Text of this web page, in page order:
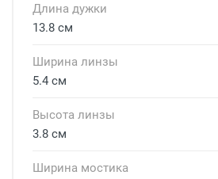
Длина дужки
13.8 см
Ширина линзы
5.4 см
Высота линзы
3.8 см
Ширина мостика